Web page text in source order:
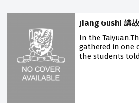
Jiang Gushi 講
In the
gathered in one
the students told